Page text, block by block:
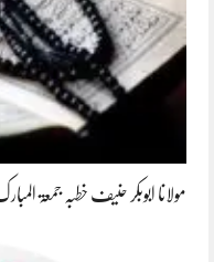
مولانا ابوبکر حنیف خطبہ جمعۃ المبارک 2023-04-